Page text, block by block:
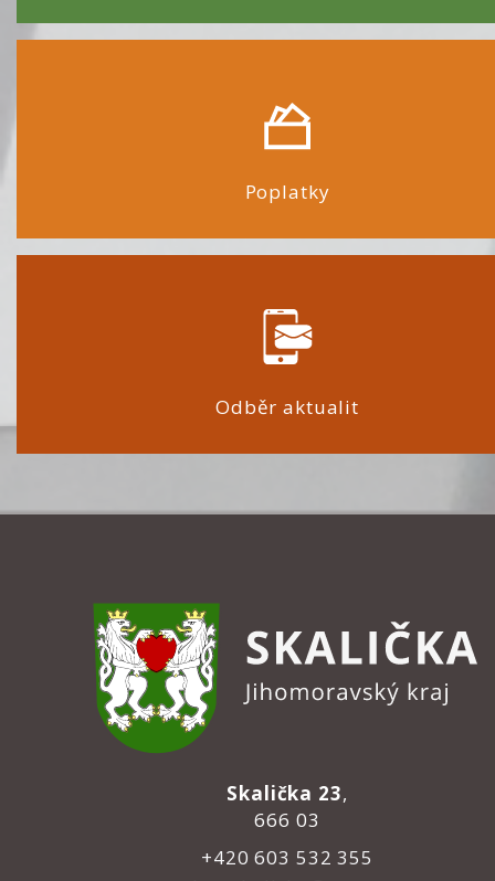
Poplatky
Odběr aktualit
Skalička 23,
666 03
+420 603 532 355